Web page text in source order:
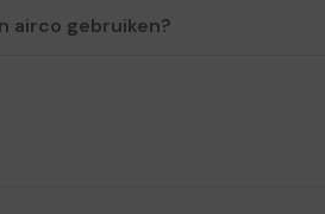
airco gebruiken?